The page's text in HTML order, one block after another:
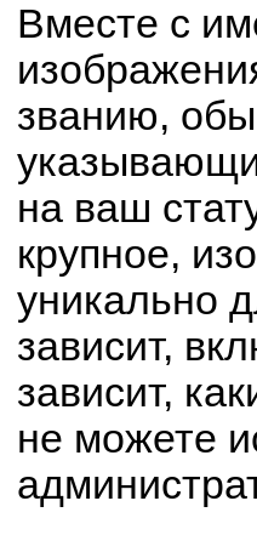
Вместе с
званию,
на ваш
крупное,
уникально
зависит,
зависит,
не можете